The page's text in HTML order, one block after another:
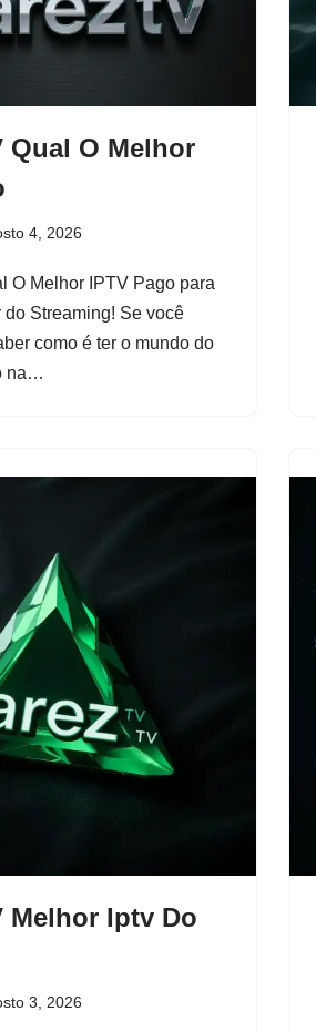
Qual O Melhor
4, 2026
O Melhor IPTV Pago para
do Streaming! Se você
como é ter o mundo do
na…
Melhor Iptv Do
3, 2026